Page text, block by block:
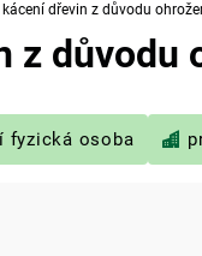
dřevin z důvodu
z důvodu
osoba